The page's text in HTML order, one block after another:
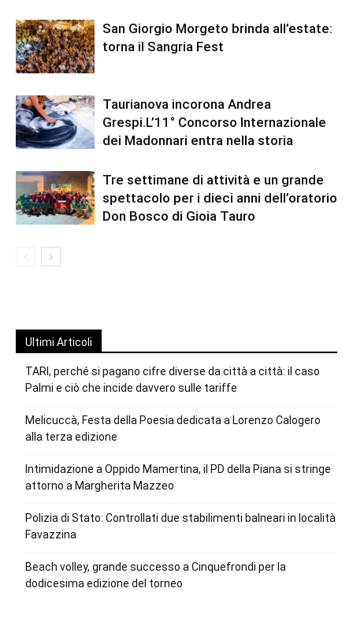
San Giorgio Morgeto brinda all’estate:
torna il Sangria Fest
Taurianova incorona Andrea
Grespi.L’11° Concorso Internazionale
dei Madonnari entra nella storia
Tre settimane di attività e un grande
spettacolo per i dieci anni dell’oratorio
Don Bosco di Gioia Tauro
Ultimi Articoli
TARI, perché si pagano cifre diverse da città a città: il caso
Palmi e ciò che incide davvero sulle tariffe
Melicuccà, Festa della Poesia dedicata a Lorenzo Calogero
alla terza edizione
Intimidazione a Oppido Mamertina, il PD della Piana si stringe
attorno a Margherita Mazzeo
Polizia di Stato: Controllati due stabilimenti balneari in località
Favazzina
Beach volley, grande successo a Cinquefrondi per la
dodicesima edizione del torneo